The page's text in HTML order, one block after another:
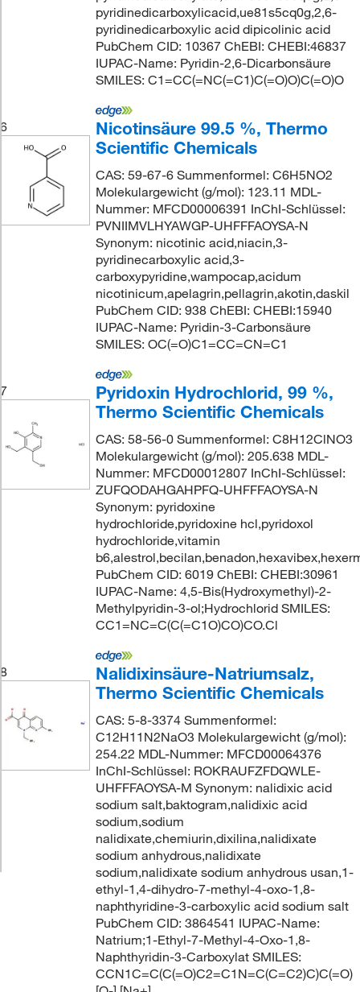
pyridinedicarboxylicacid,ue81s5cq0g,2,6-
pyridinedicarboxylic acid dipicolinic acid
PubChem CID: 10367 ChEBI: CHEBI:46837
IUPAC-Name: Pyridin-2,6-Dicarbonsäure
SMILES: C1=CC(=NC(=C1)C(=O)O)C(=O)O
6
Nicotinsäure 99.5 %, Thermo
Scientific Chemicals
CAS: 59-67-6 Summenformel: C6H5NO2
Molekulargewicht (g/mol): 123.11 MDL-
Nummer: MFCD00006391 InChI-Schlüssel:
PVNIIMVLHYAWGP-UHFFFAOYSA-N
Synonym: nicotinic acid,niacin,3-
pyridinecarboxylic acid,3-
carboxypyridine,wampocap,acidum
nicotinicum,apelagrin,pellagrin,akotin,daskil
PubChem CID: 938 ChEBI: CHEBI:15940
IUPAC-Name: Pyridin-3-Carbonsäure
SMILES: OC(=O)C1=CC=CN=C1
7
Pyridoxin Hydrochlorid, 99 %,
Thermo Scientific Chemicals
CAS: 58-56-0 Summenformel: C8H12ClNO3
Molekulargewicht (g/mol): 205.638 MDL-
Nummer: MFCD00012807 InChI-Schlüssel:
ZUFQODAHGAHPFQ-UHFFFAOYSA-N
Synonym: pyridoxine
hydrochloride,pyridoxine hcl,pyridoxol
hydrochloride,vitamin
PubChem CID: 6019 ChEBI: CHEBI:30961
IUPAC-Name: 4,5-Bis(Hydroxymethyl)-2-
Methylpyridin-3-ol;Hydrochlorid SMILES:
CC1=NC=C(C(=C1O)CO)CO.Cl
8
Nalidixinsäure-Natriumsalz,
Thermo Scientific Chemicals
CAS: 5-8-3374 Summenformel:
C12H11N2NaO3 Molekulargewicht (g/mol):
254.22 MDL-Nummer: MFCD00064376
InChI-Schlüssel: ROKRAUFZFDQWLE-
UHFFFAOYSA-M Synonym: nalidixic acid
sodium salt,baktogram,nalidixic acid
sodium,sodium
nalidixate,chemiurin,dixilina,nalidixate
sodium anhydrous,nalidixate
sodium,nalidixate sodium anhydrous usan,1-
ethyl-1,4-dihydro-7-methyl-4-oxo-1,8-
naphthyridine-3-carboxylic acid sodium salt
PubChem CID: 3864541 IUPAC-Name:
Natrium;1-Ethyl-7-Methyl-4-Oxo-1,8-
Naphthyridin-3-Carboxylat SMILES:
CCN1C=C(C(=O)C2=C1N=C(C=C2)C)C(=O)